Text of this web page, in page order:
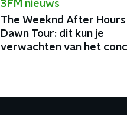
3FM nieuws
The Weeknd After Hours
Dawn Tour: dit kun je
verwachten van het